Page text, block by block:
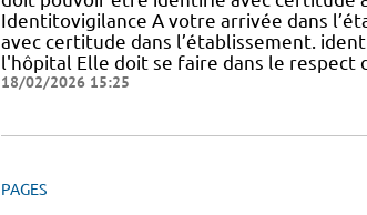
Identitovigilance A votre arrivée dans
avec certitude dans l’établissement.
l'hôpital Elle doit se faire dans le respect
18/02/2026 15:25
PAGES